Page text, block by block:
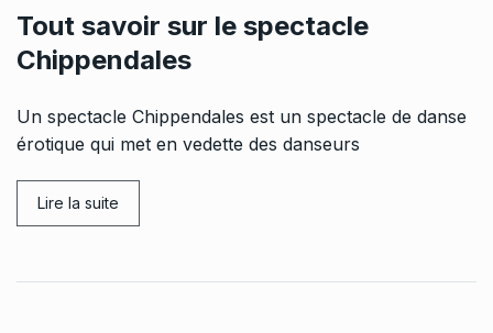
Tout savoir sur le spectacle
Chippendales
Un spectacle Chippendales est un spectacle de danse
érotique qui met en vedette des danseurs
Lire la suite